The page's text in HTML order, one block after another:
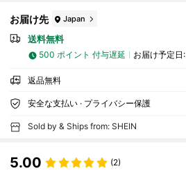
お届け先 Japan
送料無料
500 ポイント 付与遅延 お届け予定日:
返品無料
安全な支払い · プライバシー保護
Sold by & Ships from: SHEIN
5.00 (2)